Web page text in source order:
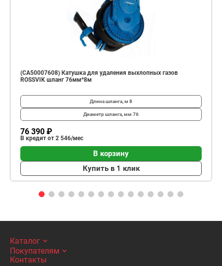
(CA50007608) Катушка для удаления выхлопных газов
ROSSVIK шланг 76мм*8м
Длина шланга, м 8
Диаметр шланга, мм 76
76 390 ₽
В кредит от 2 546/мес
В корзину
Купить в 1 клик
Каталог
Покупателям
Контакты